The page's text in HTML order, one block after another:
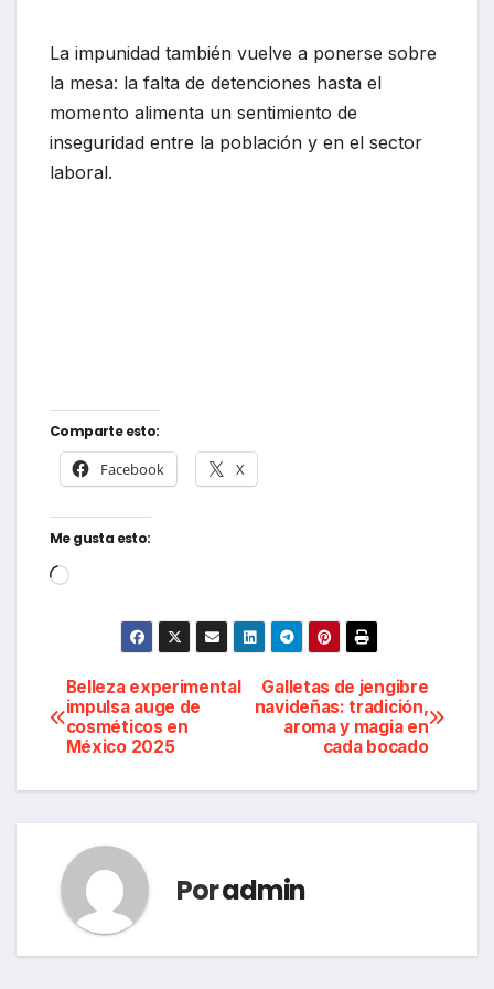
La impunidad también vuelve a ponerse sobre
la mesa: la falta de detenciones hasta el
momento alimenta un sentimiento de
inseguridad entre la población y en el sector
laboral.
Comparte esto:
Facebook X
Me gusta esto:
Cargando...
Navegación
de
entradas
Galletas de jengibre
navideñas: tradición,
aroma y magia en
cada bocado
Belleza experimental
impulsa auge de
cosméticos en
México 2025
Poradmin